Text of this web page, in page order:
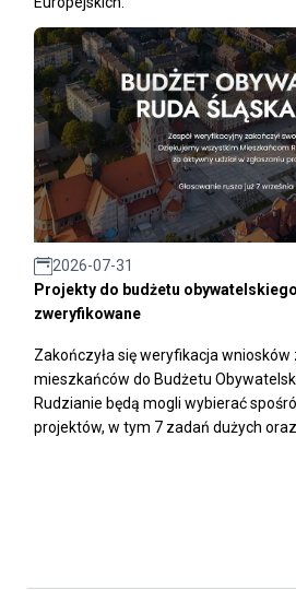
2026-07-31
Projekty do budżetu
zweryfikowane
Zakończyła się weryfikacja wniosków
mieszkańców do Budżetu
Rudzianie będą mogli wybierać
projektów, w tym 7 zadań dużych